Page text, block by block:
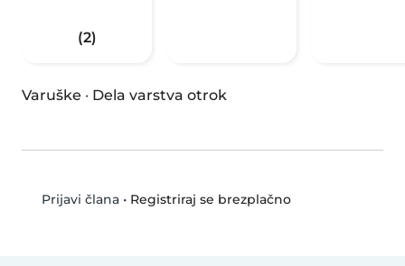
(2)
Varuške · Dela varstva otrok
Prijavi člana• Registriraj se brezplačno